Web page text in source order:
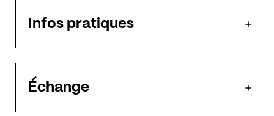
Infos pratiques
Échange